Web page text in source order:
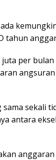
tahun
juta per
sekali
antara